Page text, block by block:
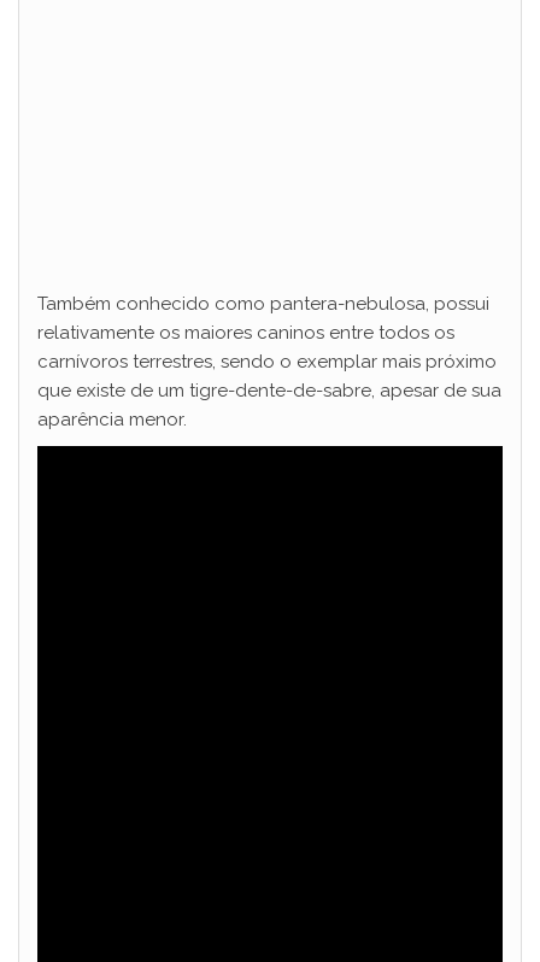
Também conhecido como pantera-nebulosa, possui
relativamente os maiores caninos entre todos os
carnívoros terrestres, sendo o exemplar mais próximo
que existe de um tigre-dente-de-sabre, apesar de sua
aparência menor.